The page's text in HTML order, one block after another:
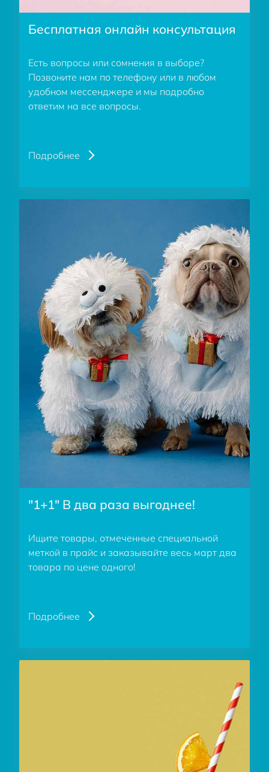
Бесплатная онлайн консультация
Есть вопросы или сомнения в выборе?
Позвоните нам по телефону или в любом
удобном мессенджере и мы подробно
ответим на все вопросы.
Подробнее
"1+1" В два раза выгоднее!
Ищите товары, отмеченные специальной
меткой в прайс и заказывайте весь март два
товара по цене одного!
Подробнее